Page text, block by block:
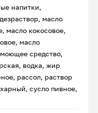
напитки,
масло
масло кокосовое,
масло
средство,
водка, жир
рассол, раствор
сусло пивное,